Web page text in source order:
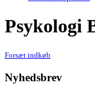
Psykologi
Forsæt indkøb
Nyhedsbrev